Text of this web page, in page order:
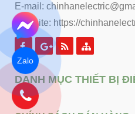
E-mail:
Website: https://
DANH MỤC THIẾT BỊ
Zalo